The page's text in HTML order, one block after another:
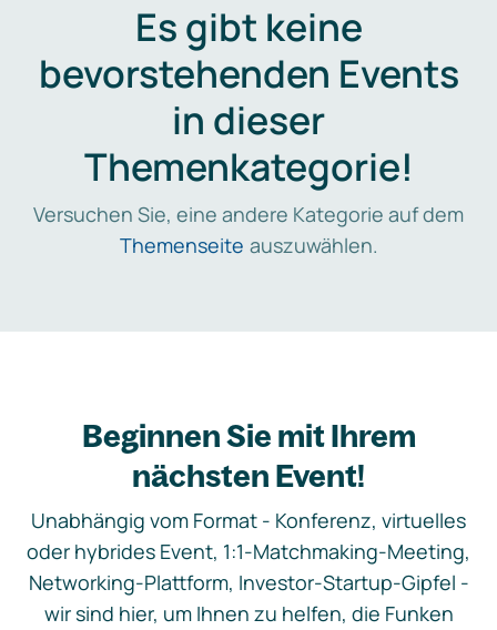
Es gibt keine
bevorstehenden Events
in dieser
Themenkategorie!
Versuchen Sie, eine andere Kategorie auf dem
Themenseite auszuwählen.
Beginnen Sie mit Ihrem
nächsten Event!
Unabhängig vom Format - Konferenz, virtuelles
oder hybrides Event, 1:1-Matchmaking-Meeting,
Networking-Plattform, Investor-Startup-Gipfel -
wir sind hier, um Ihnen zu helfen, die Funken